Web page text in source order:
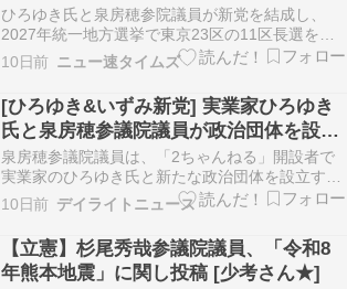
に何期待してる？
ひろゆき氏と泉房穂参院議員が新党を結成し、
2027年統一地方選挙で東京23区の11区長選を含
む地方選に候補者を立てる計画です。 ひろゆき氏
と泉房穂参院議員が新党を設立 2027年統一地方
選、東京などがターゲット 自身の出馬は？「僕よ
りまともな大人はいる」 インターネット掲示板
「2…
10日前 ニュー速タイムズ
[ひろゆき&いずみ新党] 実業家ひろゆき
氏と泉房穂参議院議員が政治団体を設立
すると発表！
泉房穂参議院議員は、「2ちゃんねる」開設者で
実業家のひろゆき氏と新たな政治団体を設立する
と発表しました。 仮称は「ひろゆき＆いずみ新
党」とされ、2027年の統一地方選挙を見据えて候
補者擁立を目指す方針です。 ネット上では期待の
声と慎重な意見の双方が寄せられています。 要点
まとめ…
10日前 デイライトニュース
【立憲】杉尾秀哉参議院議員、「令和8
年熊本地震」に関し投稿 [少考さん★]